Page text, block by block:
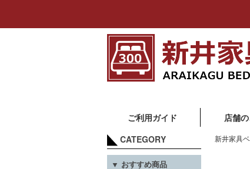
ご利用ガイド 店舗
CATEGORY
▼ おすすめ商品
新井家具